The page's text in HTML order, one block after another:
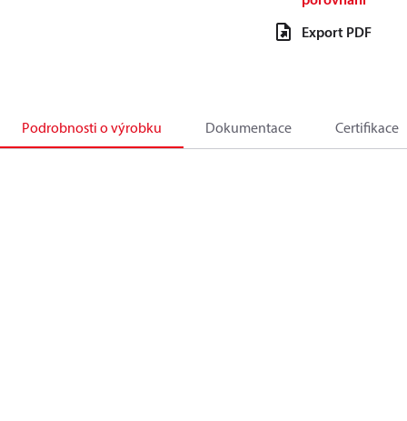
Export PDF
Podrobnosti o výrobku Dokumentace Certifikace